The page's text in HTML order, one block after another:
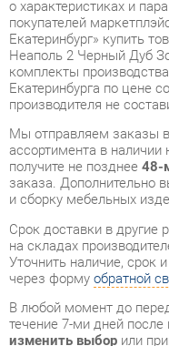
Екатеринбурга по цене со
производителя не
Мы отправляем заказы в
ассортимента в наличии
получите не позднее48-
заказа. Дополнительно
и сборку мебельных
Срок доставки в другие
на складах
Уточнить наличие, срок
через формуобратной
В любой момент до
течение 7-ми дней после
изменить выборили
Несмотря на
могут быть повреждены
заметили дефект при
деталь.Повторная